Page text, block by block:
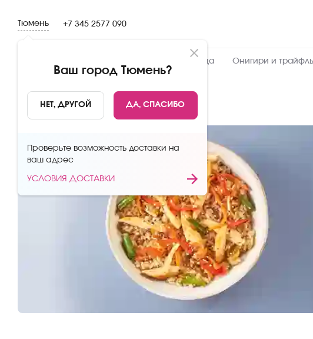
Тюмень
Ваш город Тюмень?
НЕТ, ДРУГОЙ ДА, СПАСИБО
Проверьте возможность доставки на
ваш адрес
УСЛОВИЯ ДОСТАВКИ
+7 345 2577 090
Пицца Онигири и
НАЗАД